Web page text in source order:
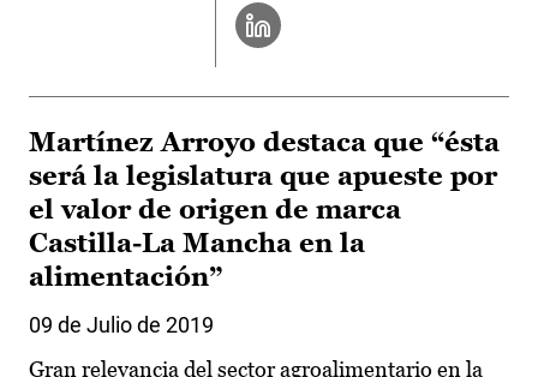
Martínez Arroyo destaca que “ésta
será la legislatura que apueste por
el valor de origen de marca
Castilla-La Mancha en la
alimentación”
09 de Julio de 2019
Gran relevancia del sector agroalimentario en la